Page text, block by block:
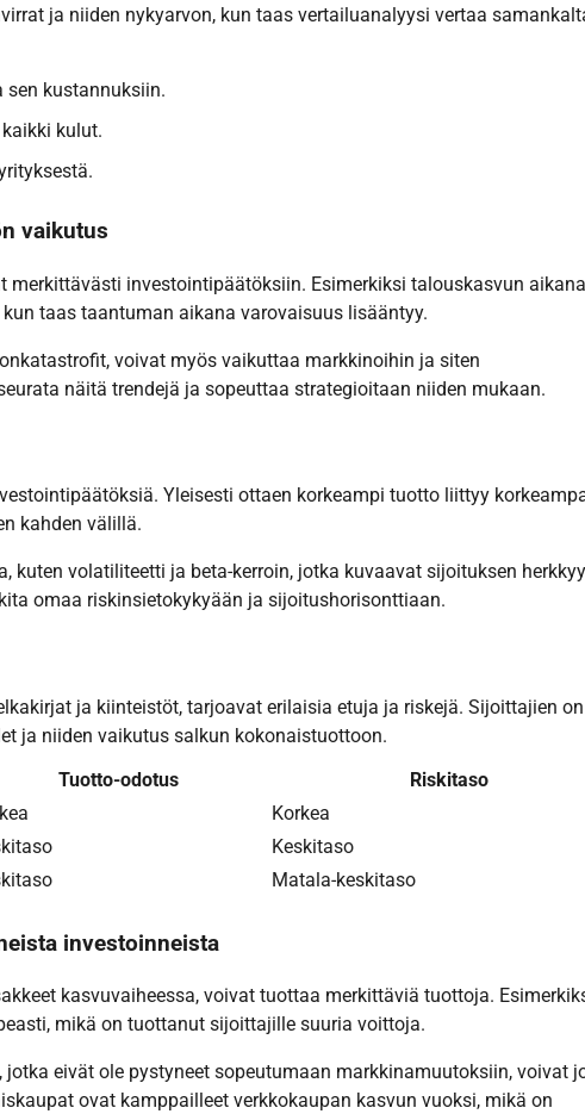
ja niiden nykyarvon, kun taas vertailuanalyysi vertaa
kustannuksiin.
kulut.
vaikutus
investointipäätöksiin. Esimerkiksi talouskasvun aikana
taas taantuman aikana varovaisuus lisääntyy.
voivat myös vaikuttaa markkinoihin ja siten
näitä trendejä ja sopeuttaa strategioitaan niiden mukaan.
Yleisesti ottaen korkeampi tuotto liittyy
kahden välillä.
kuten volatiliteetti ja beta-kerroin, jotka kuvaavat sijoituksen
omaa riskinsietokykyään ja sijoitushorisonttiaan.
ja kiinteistöt, tarjoavat erilaisia etuja ja riskejä. Sijoittajien on
ja niiden vaikutus salkun kokonaistuottoon.
Tuotto-odotus
Riskitaso
Korkea
Keskitaso
Matala-keskitaso
investoinneista
kasvuvaiheessa, voivat tuottaa merkittäviä tuottoja.
mikä on tuottanut sijoittajille suuria voittoja.
eivät ole pystyneet sopeutumaan markkinamuutoksiin, voivat
ovat kamppailleet verkkokaupan kasvun vuoksi, mikä on